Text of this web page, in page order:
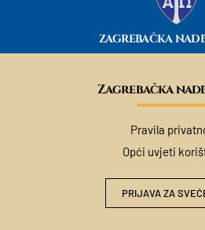
ZAGREBAČKA
Zagrebačka
Pravila
Opći uvjeti
PRIJAVA ZA